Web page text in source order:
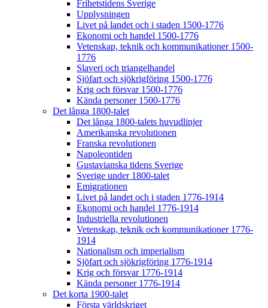
Frihetstidens Sverige
Upplysningen
Livet på landet och i staden 1500-1776
Ekonomi och handel 1500-1776
Vetenskap, teknik och kommunikationer 1500-
1776
Slaveri och triangelhandel
Sjöfart och sjökrigföring 1500-1776
Krig och försvar 1500-1776
Kända personer 1500-1776
Det långa 1800-talet
Det långa 1800-talets huvudlinjer
Amerikanska revolutionen
Franska revolutionen
Napoleontiden
Gustavianska tidens Sverige
Sverige under 1800-talet
Emigrationen
Livet på landet och i staden 1776-1914
Ekonomi och handel 1776-1914
Industriella revolutionen
Vetenskap, teknik och kommunikationer 1776-
1914
Nationalism och imperialism
Sjöfart och sjökrigföring 1776-1914
Krig och försvar 1776-1914
Kända personer 1776-1914
Det korta 1900-talet
Första världskriget